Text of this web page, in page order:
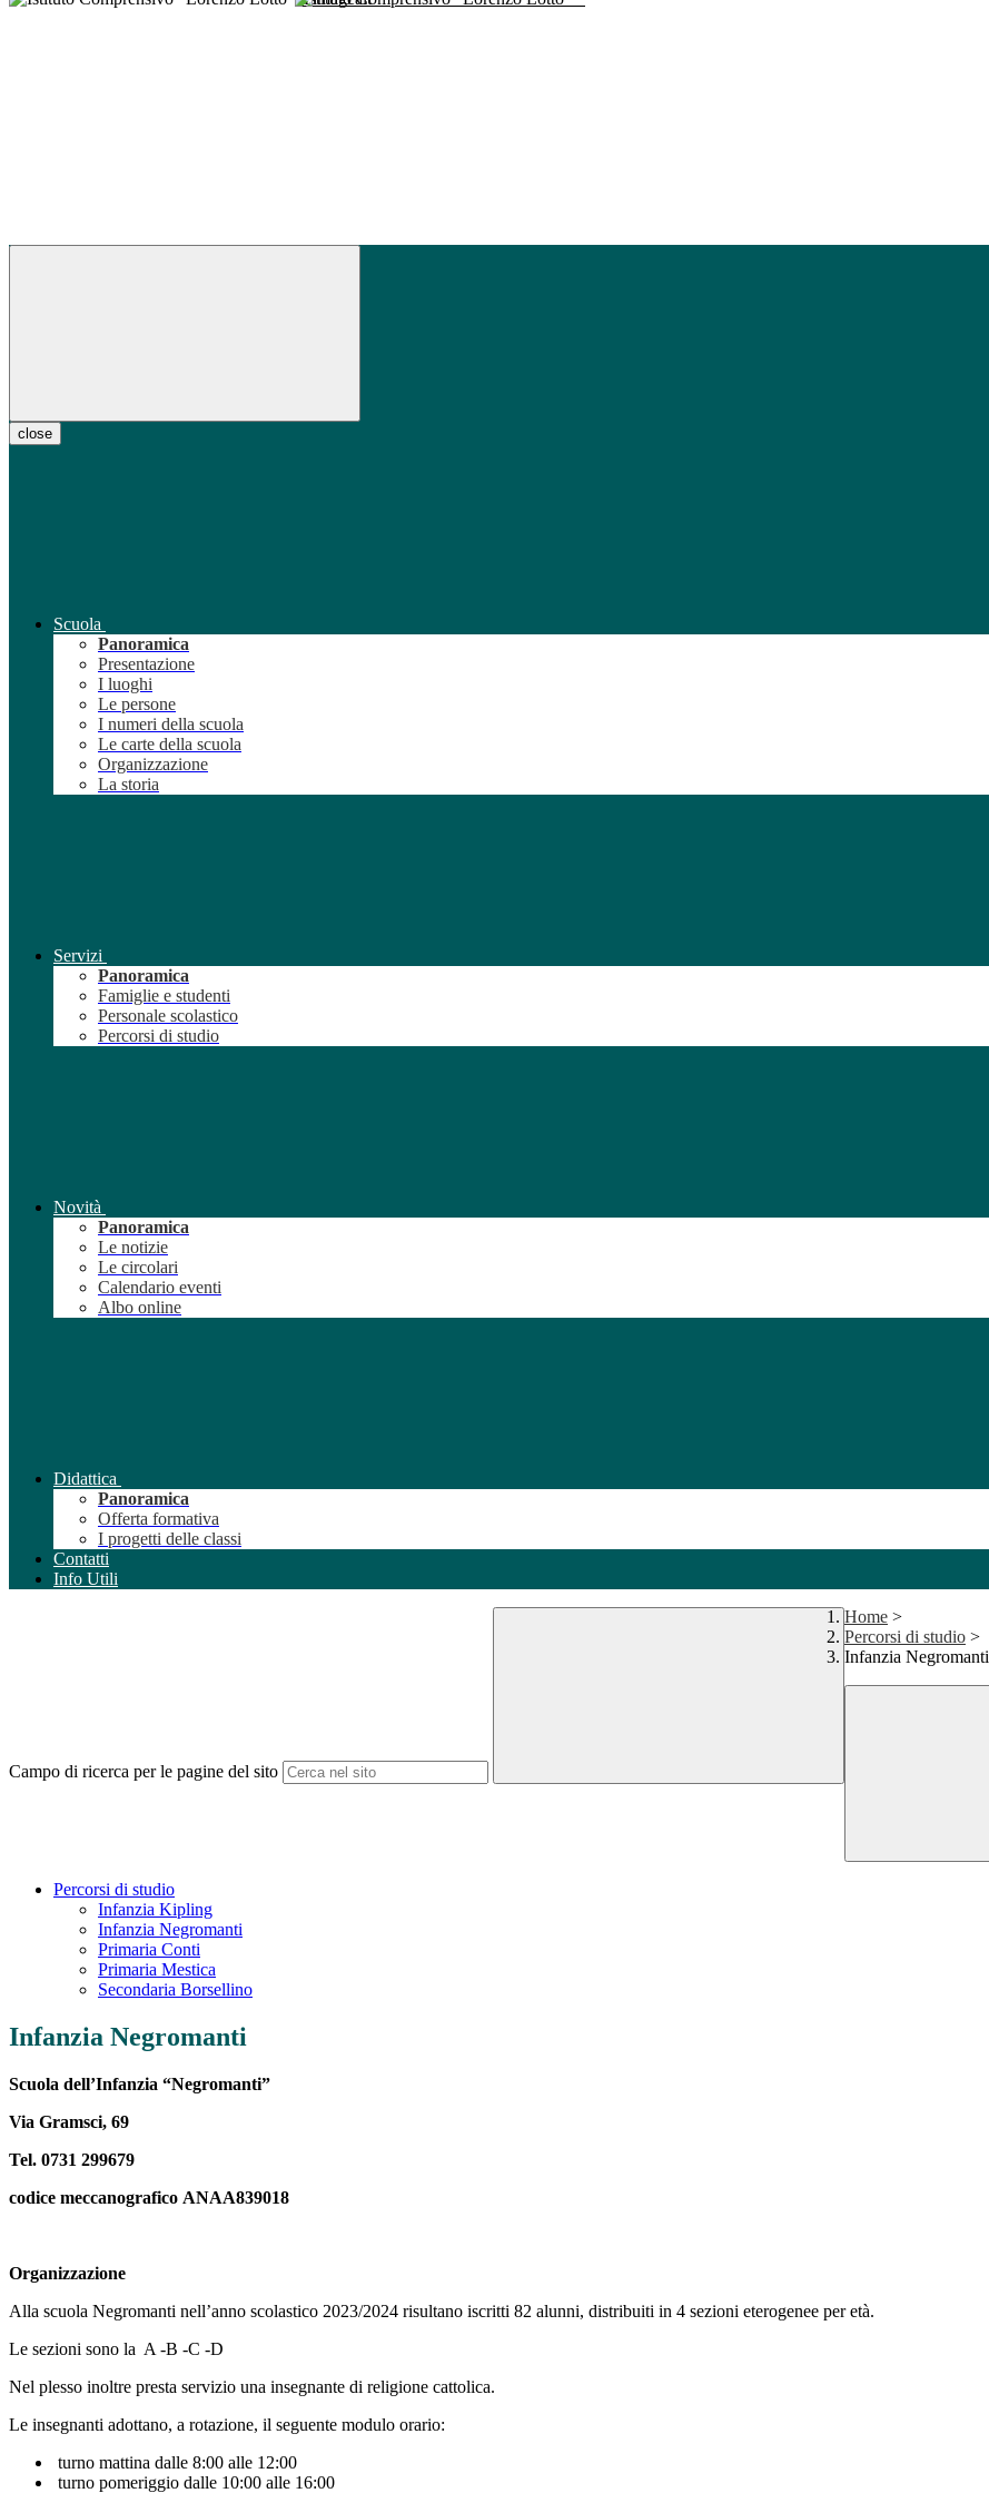
close
Scuola
Panoramica
Presentazione
I luoghi
Le persone
I numeri della scuola
Le carte della scuola
Organizzazione
La storia
Servizi
Panoramica
Famiglie e studenti
Personale scolastico
Percorsi di studio
Novità
Panoramica
Le notizie
Le circolari
Calendario eventi
Albo online
Didattica
Panoramica
Offerta formativa
I progetti delle classi
Contatti
Info Utili
Campo di ricerca per le pagine del sito
Home >
Percorsi di studio >
Infanzia Negromanti
Percorsi di studio
Infanzia Kipling
Infanzia Negromanti
Primaria Conti
Primaria Mestica
Secondaria Borsellino
Infanzia Negromanti
Scuola dell’Infanzia “Negromanti”
Via Gramsci, 69
Tel. 0731 299679
codice meccanografico ANAA839018
Organizzazione
Alla scuola Negromanti nell’anno scolastico 2023/2024 risultano iscritti 82 alunni, distribuiti in 4 sezioni eterogenee per età.
Le sezioni sono la A -B -C -D
Nel plesso inoltre presta servizio una insegnante di religione cattolica.
Le insegnanti adottano, a rotazione, il seguente modulo orario:
turno mattina dalle 8:00 alle 12:00
turno pomeriggio dalle 10:00 alle 16:00